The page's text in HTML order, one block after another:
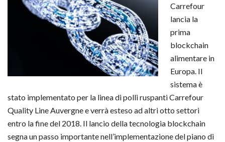
Carrefour
lancia la
prima
blockchain
alimentare in
Europa. Il
sistema è
stato implementato per la linea di polli ruspanti Carrefour
Quality Line Auvergne e verrà esteso ad altri otto settori
entro la fine del 2018. Il lancio della tecnologia blockchain
segna un passo importante nell’implementazione del piano di